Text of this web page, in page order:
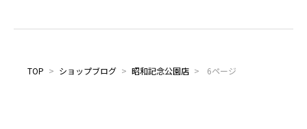
TOP > ショップブログ > 昭和記念公園店 > 6ページ